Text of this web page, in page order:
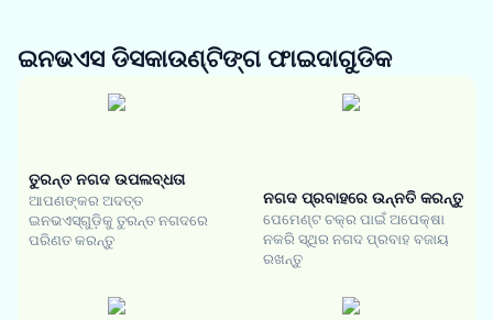
ଇନଭଏସ ଡିସକାଉଣ୍ଟିଙ୍ଗ ଫାଇଦାଗୁଡିକ
ତୁରନ୍ତ ନଗଦ ଉପଲବ୍ଧତା
ଆପଣଙ୍କର ଅଦତ୍ତ
ଇନଭଏସ୍‌ଗୁଡ଼ିକୁ ତୁରନ୍ତ ନଗଦରେ
ପରିଣତ କରନ୍ତୁ
ନଗଦ ପ୍ରବାହରେ ଉନ୍ନତି କରନ୍ତୁ
ପେମେଣ୍ଟ ଚକ୍ର ପାଇଁ ଅପେକ୍ଷା
ନକରି ସ୍ଥିର ନଗଦ ପ୍ରବାହ ବଜାୟ
ରଖନ୍ତୁ